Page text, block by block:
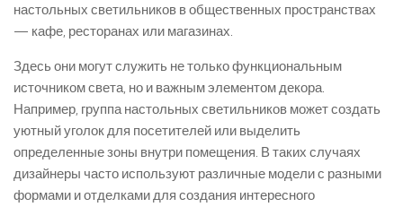
настольных светильников в общественных пространствах
— кафе, ресторанах или магазинах.
Здесь они могут служить не только функциональным
источником света, но и важным элементом декора.
Например, группа настольных светильников может создать
уютный уголок для посетителей или выделить
определенные зоны внутри помещения. В таких случаях
дизайнеры часто используют различные модели с разными
формами и отделками для создания интересного